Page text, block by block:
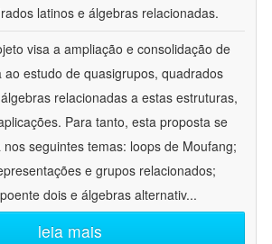
latinos e álgebras relacionadas.
visa a ampliação e consolidação de
ao estudo de quasigrupos, quadrados
relacionadas a estas estruturas,
Para tanto, esta proposta se
seguintes temas: loops de Moufang;
e grupos relacionados;
dois e álgebras alternativ...
leia mais